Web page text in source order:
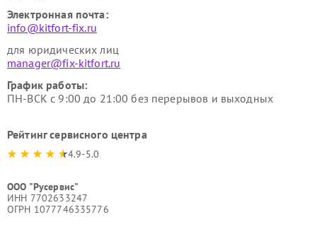
Электронная почта:
info@kitfort-fix.ru
для юридических лиц
manager@fix-kitfort.ru
График работы:
ПН-ВСК с 9:00 до 21:00 без перерывов и выходных
Рейтинг сервисного центра
4.9-5.0
ООО "Русервис"
ИНН 7702633247
ОГРН 1077746335776